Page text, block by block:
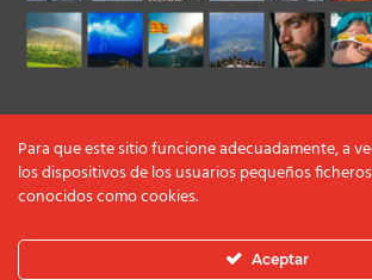
Para que este sitio funcione adecuadamente, a
los dispositivos de los usuarios pequeños
conocidos como cookies.
Aceptar